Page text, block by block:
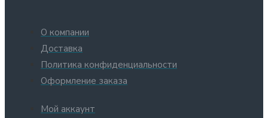
О компании
Доставка
Политика конфиденциальности
Оформление заказа
Мой аккаунт